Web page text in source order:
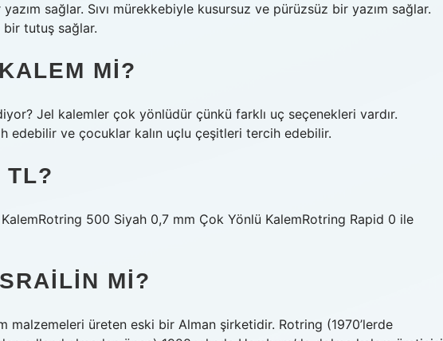
sağlar. Sıvı mürekkebiyle kusursuz ve pürüzsüz bir yazım sağlar.
bir tutuş sağlar.
MI?
Jel kalemler çok yönlüdür çünkü farklı uç seçenekleri vardır.
edebilir ve çocuklar kalın uçlu çeşitleri tercih edebilir.
TL?
500 Siyah 0,7 mm Çok Yönlü KalemRotring Rapid 0 ile
MI?
üreten eski bir Alman şirketidir. Rotring (1970’lerde